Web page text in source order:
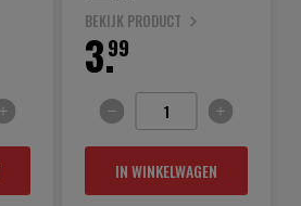
BEKIJK PRODUCT
99
3.
IN WINKELWAGEN